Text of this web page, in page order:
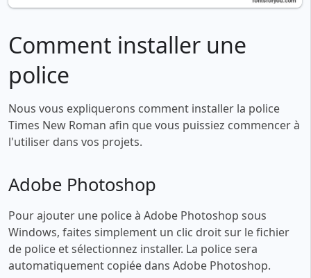
Comment installer une
police
Nous vous expliquerons comment installer la police
Times New Roman afin que vous puissiez commencer à
l'utiliser dans vos projets.
Adobe Photoshop
Pour ajouter une police à Adobe Photoshop sous
Windows, faites simplement un clic droit sur le fichier
de police et sélectionnez installer. La police sera
automatiquement copiée dans Adobe Photoshop.